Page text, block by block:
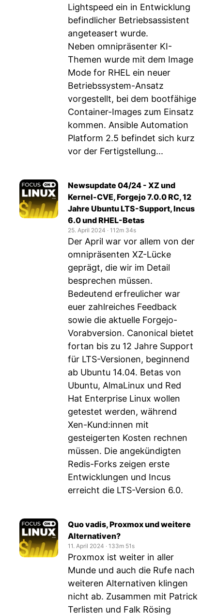
Lightspeed ein in Entwicklung
befindlicher Betriebsassistent
angeteasert wurde.
Neben omnipräsenter KI-
Themen wurde mit dem Image
Mode for RHEL ein neuer
Betriebssystem-Ansatz
vorgestellt, bei dem bootfähige
Container-Images zum Einsatz
kommen. Ansible Automation
Platform 2.5 befindet sich kurz
vor der Fertigstellung...
Newsupdate 04/24 - XZ und
Kernel-CVE, Forgejo 7.0.0 RC, 12
Jahre Ubuntu LTS-Support, Incus
6.0 und RHEL-Betas
25. April 2024 ‧ 112m 34s
Der April war vor allem von der
omnipräsenten XZ-Lücke
geprägt, die wir im Detail
besprechen müssen.
Bedeutend erfreulicher war
euer zahlreiches Feedback
sowie die aktuelle Forgejo-
Vorabversion. Canonical bietet
fortan bis zu 12 Jahre Support
für LTS-Versionen, beginnend
ab Ubuntu 14.04. Betas von
Ubuntu, AlmaLinux und Red
Hat Enterprise Linux wollen
getestet werden, während
Xen-Kund:innen mit
gesteigerten Kosten rechnen
müssen. Die angekündigten
Redis-Forks zeigen erste
Entwicklungen und Incus
erreicht die LTS-Version 6.0.
Quo vadis, Proxmox und weitere
Alternativen?
11. April 2024 ‧ 133m 51s
Proxmox ist weiter in aller
Munde und auch die Rufe nach
weiteren Alternativen klingen
nicht ab. Zusammen mit Patrick
Terlisten und Falk Rösing